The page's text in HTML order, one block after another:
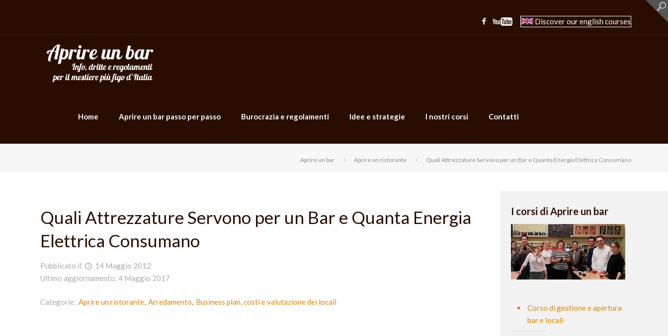
Discover our english courses
Home Aprire un bar passo per passo Burocrazia e regolamenti Idee e strategie I nostri corsi Contatti
Aprire un bar Aprire un ristorante Quali Attrezzature Servono per un Bar e Quanta Energia Elettrica Consumano
Quali Attrezzature Servono per un Bar e Quanta Energia
Elettrica Consumano
Pubblicato il
14 Maggio 2012
Ultimo aggiornamento: 4 Maggio 2017
Categorie: Aprire un ristorante Arredamento Business plan, costi e valutazione dei locali
I corsi di Aprire un bar
Corso di gestione e apertura
bar e locali